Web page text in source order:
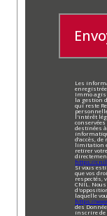
Les
Immo
la gestion
qui reste
l'intérêt
destinées
d’accès,
limitation
retirer
https://
Si vous
que vos
respectés,
CNIL.
laquelle
https://
des
inscrire de